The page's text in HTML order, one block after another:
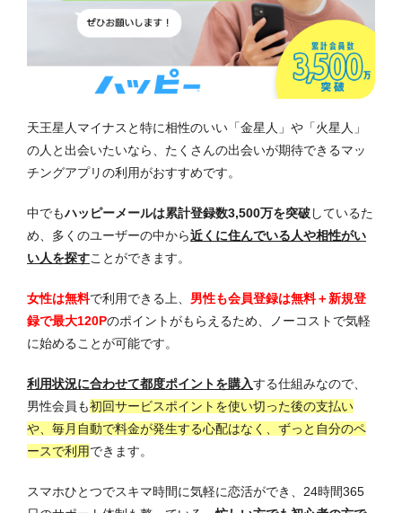
天王星人マイナスと特に相性のいい「金星人」や「火星人」
の人と出会いたいなら、たくさんの出会いが期待できるマッ
チングアプリの利用がおすすめです。
中でもハッピーメールは累計登録数3,500万を突破しているた
め、多くのユーザーの中から近くに住んでいる人や相性がい
い人を探すことができます。
女性は無料で利用できる上、 男性も会員登録は無料＋新規登
録で最大120Pのポイントがもらえるため、ノーコストで気軽
に始めることが可能です。
利用状況に合わせて都度ポイントを購入する仕組みなので、
男性会員も初回サービスポイントを使い切った後の支払い
や、毎月自動で料金が発生する心配はなく、ずっと自分のペ
ースで利用できます。
スマホひとつでスキマ時間に気軽に恋活ができ、24時間365